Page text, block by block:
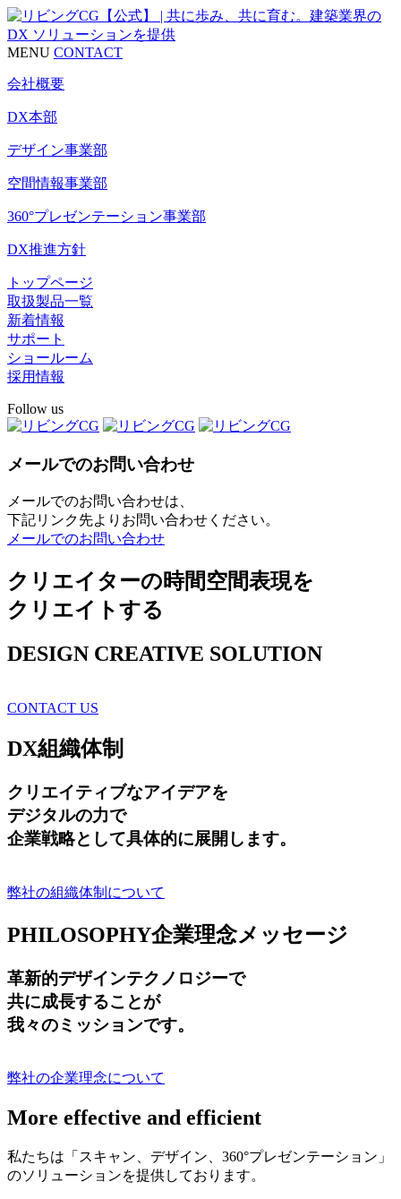
MENU CONTACT
会社概要
DX本部
デザイン事業部
空間情報事業部
360°プレゼンテーション事業部
DX推進方針
トップページ
取扱製品一覧
新着情報
サポート
ショールーム
採用情報
Follow us
メールでのお問い合わせ
メールでのお問い合わせは、
下記リンク先よりお問い合わせください。
メールでのお問い合わせ
クリエイターの時間空間表現を
クリエイトする
DESIGN CREATIVE SOLUTION
CONTACT US
DX組織体制
クリエイティブなアイデアを
デジタルの力で
企業戦略として具体的に展開します。
弊社の組織体制について
PHILOSOPHY企業理念メッセージ
革新的デザインテクノロジーで
共に成長することが
我々のミッションです。
弊社の企業理念について
More effective and efficient
私たちは「スキャン、デザイン、360°プレゼンテーション」
のソリューションを提供しております。